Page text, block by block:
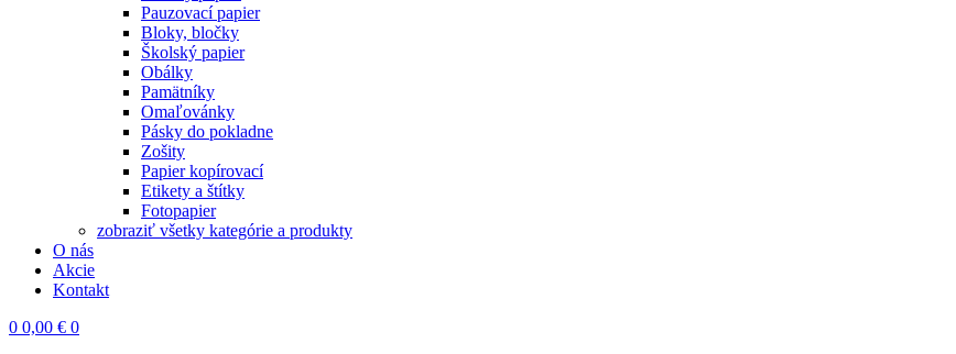
Pauzovací papier
Bloky, bločky
Školský papier
Obálky
Pamätníky
Omaľovánky
Pásky do pokladne
Zošity
Papier kopírovací
Etikety a štítky
Fotopapier
zobraziť všetky kategórie a produkty
O nás
Akcie
Kontakt
0 0,00 € 0